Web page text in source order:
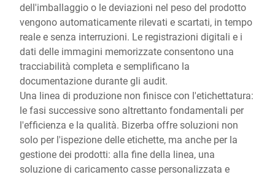
dell'imballaggio o le deviazioni nel peso del prodotto
vengono automaticamente rilevati e scartati, in tempo
reale e senza interruzioni. Le registrazioni digitali e i
dati delle immagini memorizzate consentono una
tracciabilità completa e semplificano la
documentazione durante gli audit.
Una linea di produzione non finisce con l'etichettatura:
le fasi successive sono altrettanto fondamentali per
l'efficienza e la qualità. Bizerba offre soluzioni non
solo per l'ispezione delle etichette, ma anche per la
gestione dei prodotti: alla fine della linea, una
soluzione di caricamento casse personalizzata e